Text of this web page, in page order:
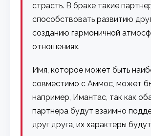
страсть. В браке такие
способствовать развитию
созданию гармоничной
отношениях.
Имя, которое может быть
совместимо с Аммос, может
например, Имантас, так как
партнера будут взаимно
друг друга, их характеры будут